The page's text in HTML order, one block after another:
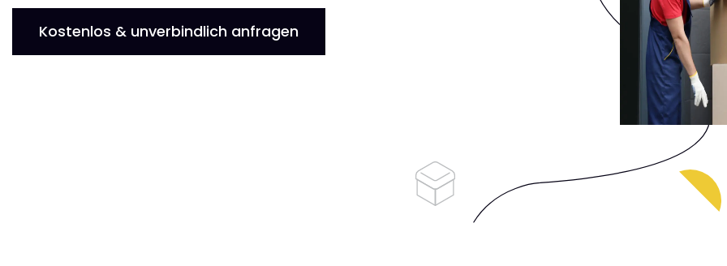
Kostenlos & unverbindlich anfragen